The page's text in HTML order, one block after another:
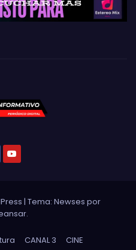
| Tema: Newses por
.
CANAL 3 CINE